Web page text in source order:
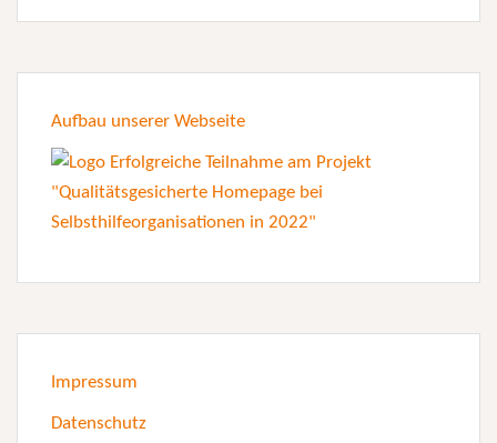
Aufbau unserer Webseite
Impressum
Datenschutz